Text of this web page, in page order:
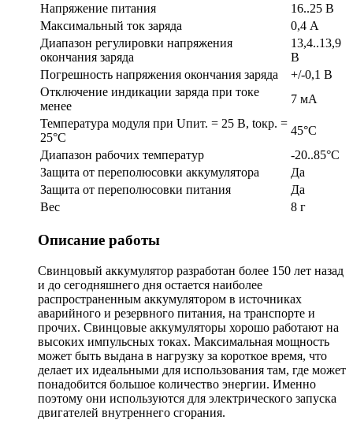
Напряжение питания
16..25 В
Максимальный ток заряда
0,4 А
Диапазон регулировки напряжения
окончания заряда
13,4..13,9
В
Погрешность напряжения окончания заряда
+/-0,1 В
Отключение индикации заряда при токе
менее
7 мА
Температура модуля при Uпит. = 25 В, tокр. =
25°C
45°С
Диапазон рабочих температур
-20..85°С
Защита от переполюсовки аккумулятора
Да
Защита от переполюсовки питания
Да
Вес
8 г
Описание работы
Свинцовый аккумулятор разработан более 150 лет назад
и до сегодняшнего дня остается наиболее
распространенным аккумулятором в источниках
аварийного и резервного питания, на транспорте и
прочих. Свинцовые аккумуляторы хорошо работают на
высоких импульсных токах. Максимальная мощность
может быть выдана в нагрузку за короткое время, что
делает их идеальными для использования там, где может
понадобится большое количество энергии. Именно
поэтому они используются для электрического запуска
двигателей внутреннего сгорания.